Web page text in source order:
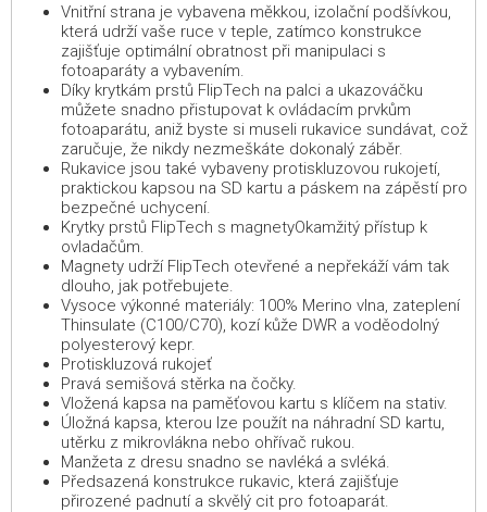
Vnitřní strana je vybavena měkkou, izolační podšívkou,
která udrží vaše ruce v teple, zatímco konstrukce
zajišťuje optimální obratnost při manipulaci s
fotoaparáty a vybavením.
Díky krytkám prstů FlipTech na palci a ukazováčku
můžete snadno přistupovat k ovládacím prvkům
fotoaparátu, aniž byste si museli rukavice sundávat, což
zaručuje, že nikdy nezmeškáte dokonalý záběr.
Rukavice jsou také vybaveny protiskluzovou rukojetí,
praktickou kapsou na SD kartu a páskem na zápěstí pro
bezpečné uchycení.
Krytky prstů FlipTech s magnetyOkamžitý přístup k
ovladačům.
Magnety udrží FlipTech otevřené a nepřekáží vám tak
dlouho, jak potřebujete.
Vysoce výkonné materiály: 100% Merino vlna, zateplení
Thinsulate (C100/C70), kozí kůže DWR a voděodolný
polyesterový kepr.
Protiskluzová rukojeť
Pravá semišová stěrka na čočky.
Vložená kapsa na paměťovou kartu s klíčem na stativ.
Úložná kapsa, kterou lze použít na náhradní SD kartu,
utěrku z mikrovlákna nebo ohřívač rukou.
Manžeta z dresu snadno se navléká a svléká.
Předsazená konstrukce rukavic, která zajišťuje
přirozené padnutí a skvělý cit pro fotoaparát.